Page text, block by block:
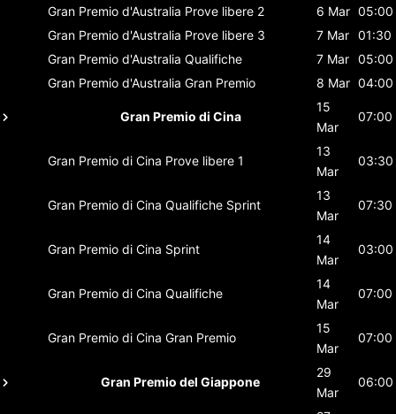
Gran Premio d'Australia Prove libere 2 6 Mar 05:00
Gran Premio d'Australia Prove libere 3 7 Mar 01:30
Gran Premio d'Australia Qualifiche 7 Mar 05:00
Gran Premio d'Australia Gran Premio 8 Mar 04:00
Gran Premio di Cina
15
Mar
07:00
Gran Premio di Cina Prove libere 1
13
Mar
03:30
Gran Premio di Cina Qualifiche Sprint
13
Mar
07:30
Gran Premio di Cina Sprint
14
Mar
03:00
Gran Premio di Cina Qualifiche
14
Mar
07:00
Gran Premio di Cina Gran Premio
15
Mar
07:00
Gran Premio del Giappone
29
Mar
06:00